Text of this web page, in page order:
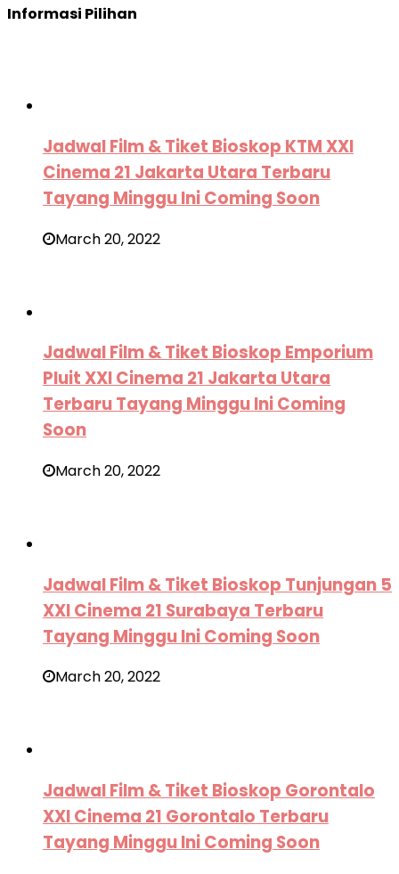
Informasi Pilihan
Jadwal Film & Tiket Bioskop KTM XXI
Cinema 21 Jakarta Utara Terbaru
Tayang Minggu Ini Coming Soon
March 20, 2022
Jadwal Film & Tiket Bioskop Emporium
Pluit XXI Cinema 21 Jakarta Utara
Terbaru Tayang Minggu Ini Coming
Soon
March 20, 2022
Jadwal Film & Tiket Bioskop Tunjungan 5
XXI Cinema 21 Surabaya Terbaru
Tayang Minggu Ini Coming Soon
March 20, 2022
Jadwal Film & Tiket Bioskop Gorontalo
XXI Cinema 21 Gorontalo Terbaru
Tayang Minggu Ini Coming Soon